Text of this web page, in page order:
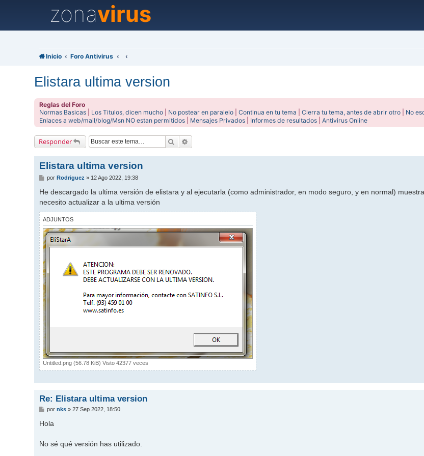
zonavirus
Inicio Foro Antivirus
Elistara ultima version
Reglas del Foro
Normas Basicas
Los Titulos, dicen mucho No postear en paralelo |Continua en tu tema |Cierra tu tema, antes de abrir otro
No
Enlaces a web/mail/blog/Msn NO estan permitidos
Mensajes Privados Informes de resultados |Antivirus Online
Responder Buscar
Elistara ultima version
M
n
a
e
porRodriguez » 12 Ago 2022, 19:38
He descargado la ultima versión de elistara y al ejecutarla (como administrador, en modo seguro, y en normal)
necesito actualizar a la ultima versión
ADJUNTOS
Untitled.png (56.78 KiB) Visto 42377 veces
Re: Elistara ultima version
M
n
j
e
pornks »27 Sep 2022, 18:50
Hola
No sé qué versión has utilizado.